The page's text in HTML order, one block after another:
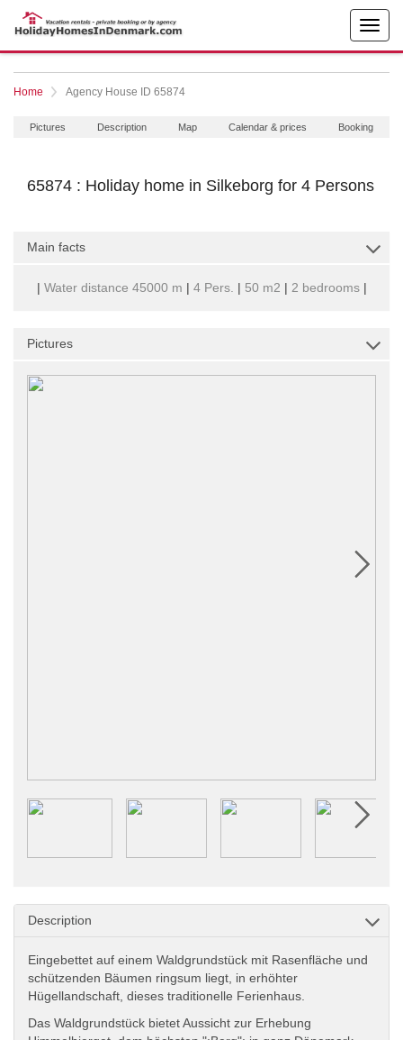
Home Agency House ID 65874
Pictures Description Map Calendar & prices Booking
65874 : Holiday home in Silkeborg for 4 Persons
Main facts
| Water distance 45000 m | 4 Pers. | 50 m2 | 2 bedrooms|
Pictures
Description
Eingebettet auf einem Waldgrundstück mit Rasenfläche und
schützenden Bäumen ringsum liegt, in erhöhter
Hügellandschaft, dieses traditionelle Ferienhaus.
Das Waldgrundstück bietet Aussicht zur Erhebung